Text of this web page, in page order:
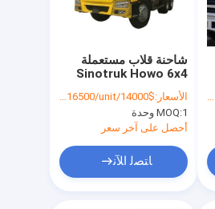
شاحنة قلاب مستعملة
Sinotruk Howo 6x4
حصان وسرعة 78 كم/
ساعة
الأسعار:$14000/unit-$16500/unit
MOQ:1 وحدة
أحصل على آخر سعر
ﺎﺘﺼﻟ ﺍﻶﻧ